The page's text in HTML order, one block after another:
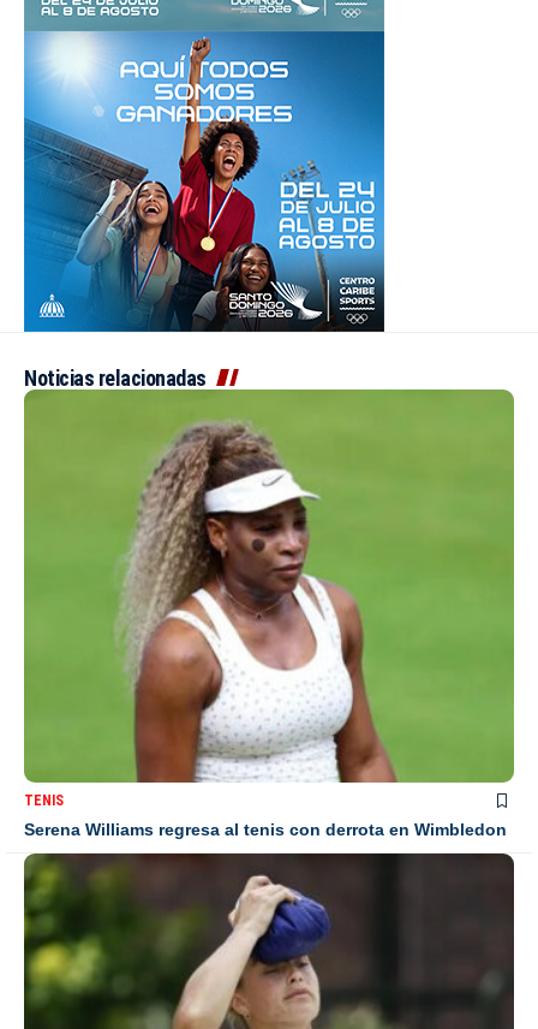
Noticias relacionadas
TENIS
Serena Williams regresa al tenis con derrota en Wimbledon